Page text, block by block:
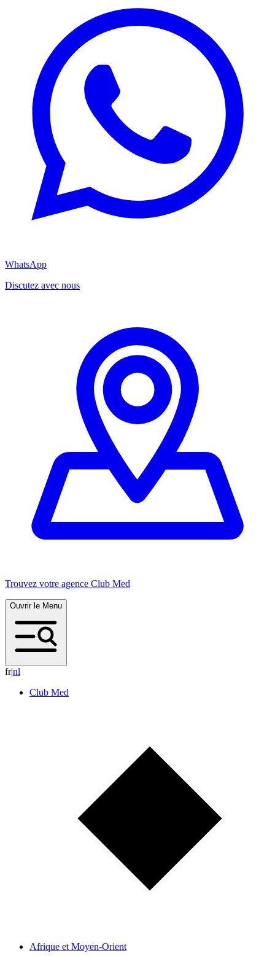
WhatsApp
Discutez avec nous
Trouvez votre agence Club Med
Ouvrir le Menu
fr|nl
Club Med
Afrique et Moyen-Orient